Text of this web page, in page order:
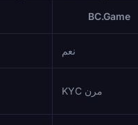
BC.Game
نعم
KYC مرن